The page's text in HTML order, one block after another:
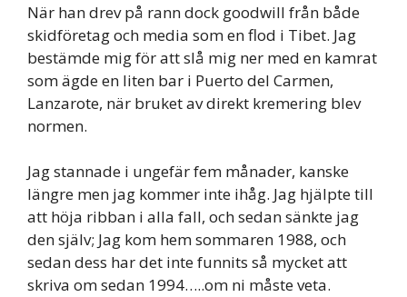
När han drev på rann dock goodwill från både
skidföretag och media som en flod i Tibet. Jag
bestämde mig för att slå mig ner med en kamrat
som ägde en liten bar i Puerto del Carmen,
Lanzarote, när bruket av direkt kremering blev
normen.
Jag stannade i ungefär fem månader, kanske
längre men jag kommer inte ihåg. Jag hjälpte till
att höja ribban i alla fall, och sedan sänkte jag
den själv; Jag kom hem sommaren 1988, och
sedan dess har det inte funnits så mycket att
skriva om sedan 1994…..om ni måste veta.